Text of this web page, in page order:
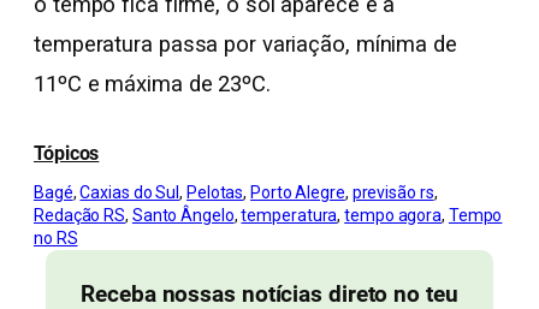
temperatura passa por variação, mínima de
11ºC e máxima de 23ºC.
Tópicos
Bagé, Caxias do Sul, Pelotas, Porto Alegre, previsão rs
Redação RS, Santo Ângelo, temperatura, tempo agora, Tempo
no RS
Receba nossas notícias direto no teu